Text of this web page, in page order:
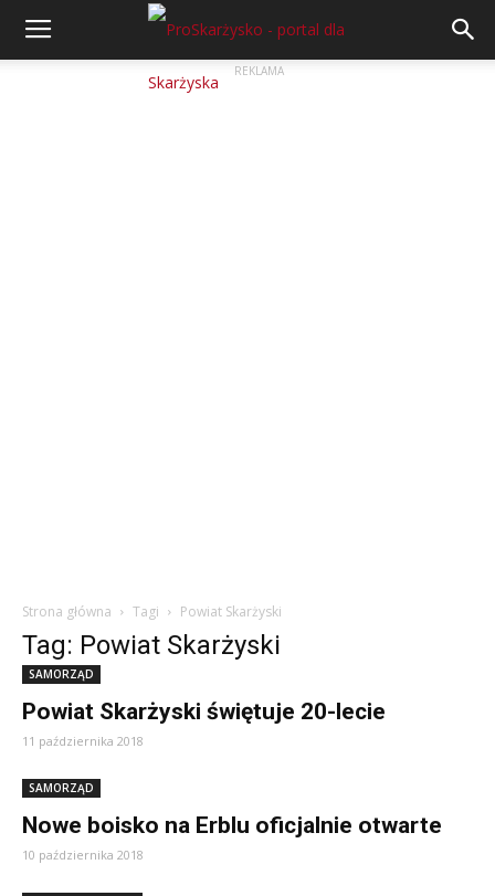
REKLAMA
Strona główna Tagi Powiat Skarżyski
Tag: Powiat Skarżyski
SAMORZĄD
Powiat Skarżyski świętuje 20-lecie
11 października 2018
SAMORZĄD
Nowe boisko na Erblu oficjalnie otwarte
10 października 2018